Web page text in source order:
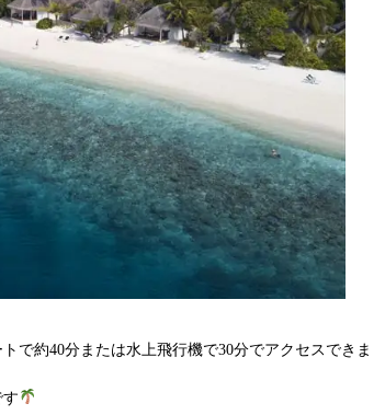
で約40分または水上飛行機で30分でアクセスできま